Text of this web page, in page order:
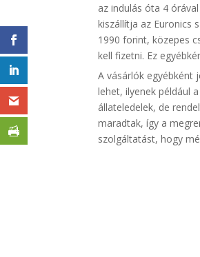
az indulás óta 4
kiszállítja az Euronics
1990 forint, közepes
kell fizetni. Ez
A vásárlók egyébként
lehet, ilyenek például
állateledelek, de
maradtak, így a
szolgáltatást, hogy